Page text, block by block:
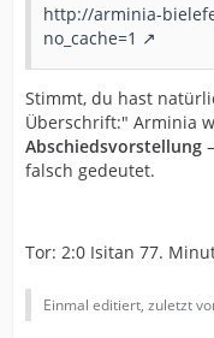
http://arminia-
no_cache=1
Stimmt, du hast
Überschrift:" Arminia
Abschiedsvorstellung
falsch gedeutet.
Tor: 2:0 Isitan 77.
Einmal editiert, zuletzt